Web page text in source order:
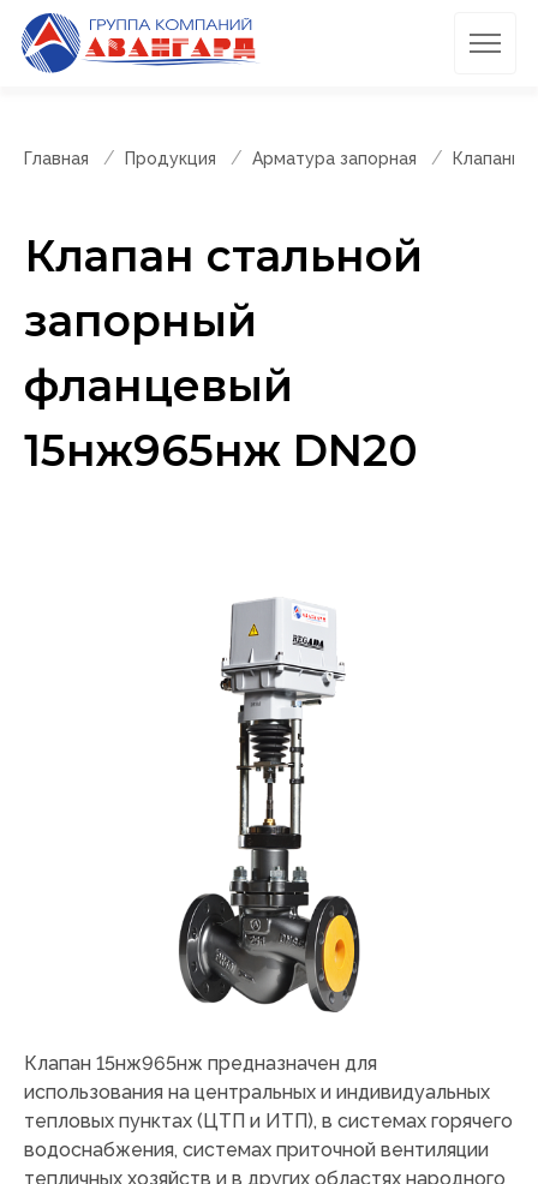
Главная Продукция Арматура запорная Клапаны
Клапан стальной
запорный
фланцевый
15нж965нж DN20
Клапан 15нж965нж предназначен для
использования на центральных и индивидуальных
тепловых пунктах (ЦТП и ИТП), в системах горячего
водоснабжения, системах приточной вентиляции
тепличных хозяйств и в других областях народного